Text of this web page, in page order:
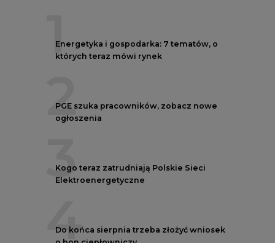
1
Energetyka i gospodarka: 7 tematów, o
których teraz mówi rynek
2
PGE szuka pracowników, zobacz nowe
ogłoszenia
3
Kogo teraz zatrudniają Polskie Sieci
Elektroenergetyczne
4
Do końca sierpnia trzeba złożyć wniosek